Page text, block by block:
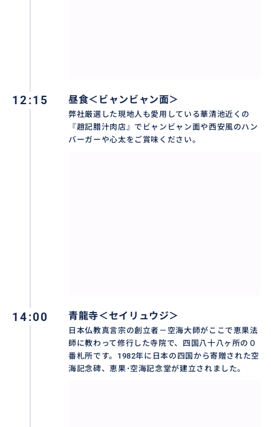
12:15 昼食＜ビャンビャン面＞
弊社厳選した現地人も愛用している華清池近くの
『趙記腊汁肉店』でビャンビャン面や西安風のハン
バーガーや心太をご賞味ください。
14:00 青龍寺＜セイリュウジ＞
日本仏教真言宗の創立者－空海大師がここで恵果法
師に教わって修行した寺院で、四国八十八ヶ所の０
番札所です。1982年に日本の四国から寄贈された空
海記念碑、恵果･空海記念堂が建立されました。